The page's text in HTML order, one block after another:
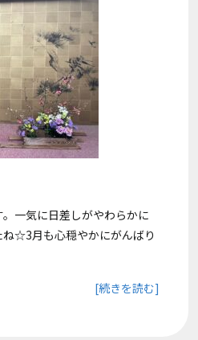
一気に日差しがやわらかに
☆3月も心穏やかにがんばり
[続きを読む]